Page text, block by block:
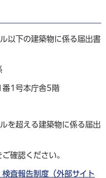
以下の建築物に係る届出書
1号本庁舎5階
を超える建築物に係る届出
確認ください。
査報告制度（外部サイト